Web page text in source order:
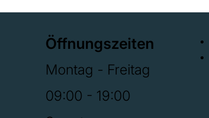
Öffnungszeiten
Montag - Freitag
09:00 - 19:00